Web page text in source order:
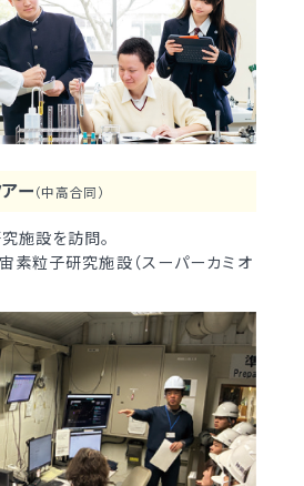
ー（中高合同）
施設を訪問。
素粒子研究施設（スーパーカミオ